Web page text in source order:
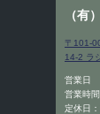
（有
〒101-
14-2 ラ
営業日
営業時
定休日